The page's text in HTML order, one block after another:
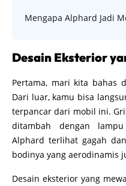
Mengapa Alphard Jadi
Desain Eksterior
Pertama, mari kita bahas
Dari luar, kamu bisa
terpancar dari mobil ini.
ditambah dengan
Alphard terlihat gagah
bodinya yang aerodinamis
Desain eksterior yang